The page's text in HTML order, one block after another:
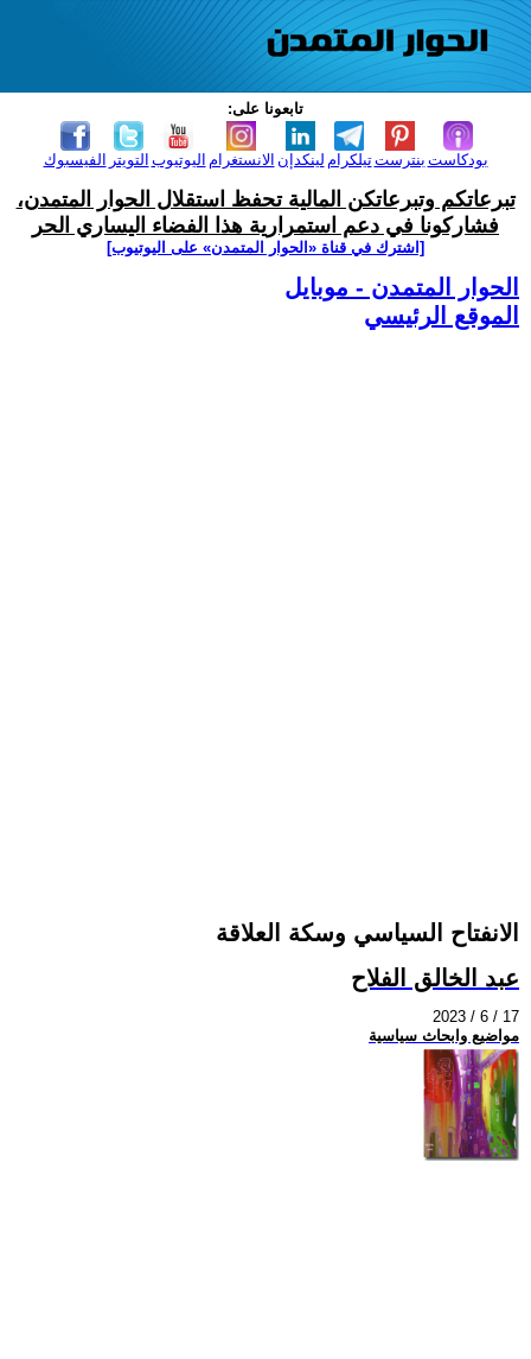
تابعونا على:
الفيسبوك التويتر اليوتيوب الانستغرام لينكدإن تيلكرامبنترست بودكاست
تبرعاتكم وتبرعاتكن المالية تحفظ استقلال الحوار المتمدن،
فشاركونا في دعم استمرارية هذا الفضاء اليساري الحر
[اشترك في قناة ‫«الحوار المتمدن» على اليوتيوب]
الحوار المتمدن - موبايل
الموقع الرئيسي
الانفتاح السياسي وسكة العلاقة
عبد الخالق الفلاح
2023 / 6 / 17
مواضيع وابحاث سياسية